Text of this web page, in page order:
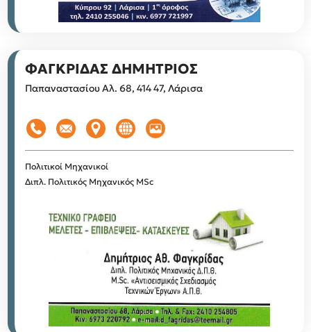
ΦΑΓΚΡΙΔΑΣ ΔΗΜΗΤΡΙΟΣ
Παπαναστασίου Αλ. 68, 414 47, Λάρισα
Πολιτικοί Μηχανικοί
Διπλ. Πολιτικός Μηχανικός MSc